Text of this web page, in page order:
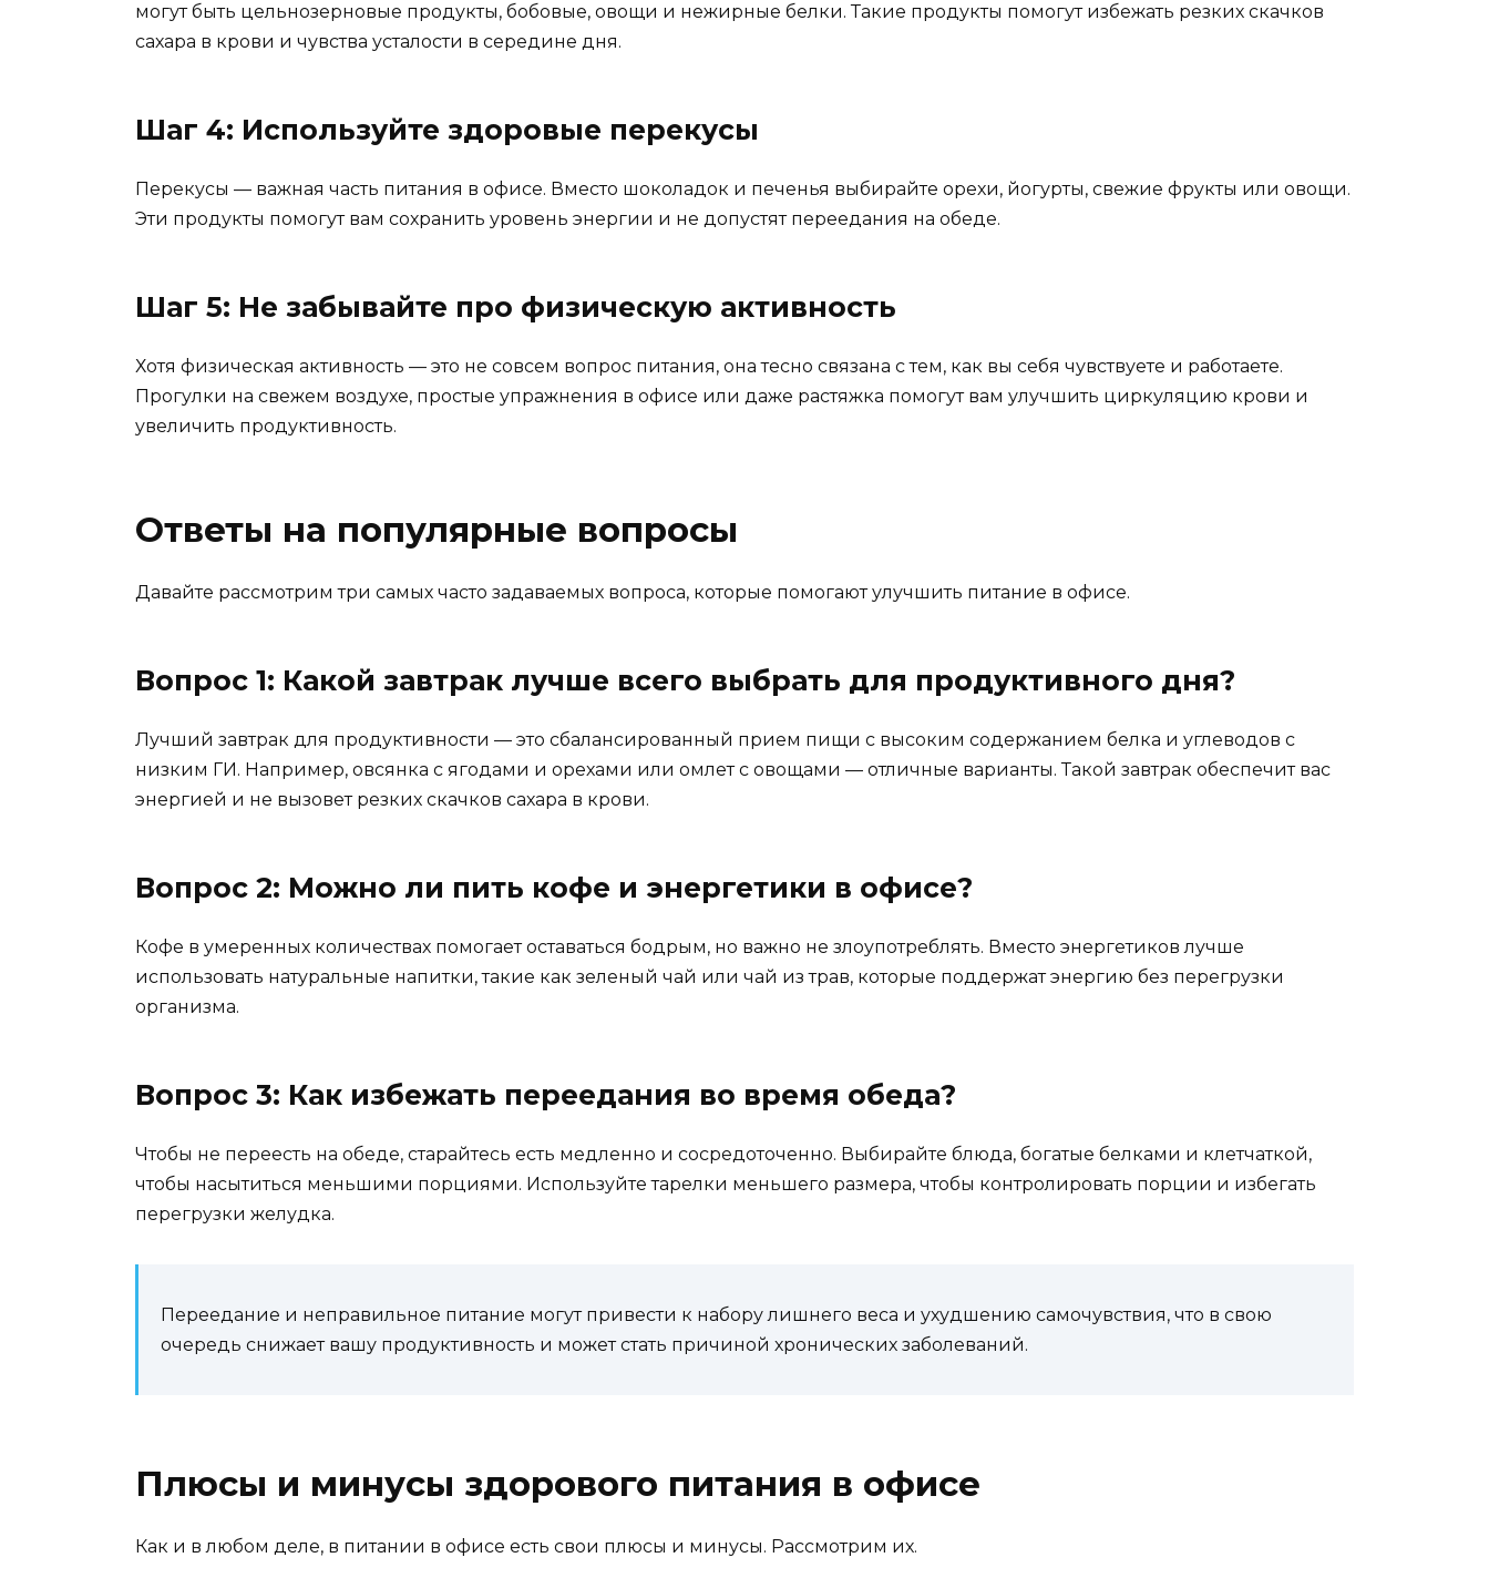
могут быть цельнозерновые продукты, бобовые, овощи и нежирные белки. Такие продукты помогут избежать резких скачков
сахара в крови и чувства усталости в середине дня.
Шаг 4: Используйте здоровые перекусы
Перекусы — важная часть питания в офисе. Вместо шоколадок и печенья выбирайте орехи, йогурты, свежие фрукты или овощи.
Эти продукты помогут вам сохранить уровень энергии и не допустят переедания на обеде.
Шаг 5: Не забывайте про физическую активность
Хотя физическая активность — это не совсем вопрос питания, она тесно связана с тем, как вы себя чувствуете и работаете.
Прогулки на свежем воздухе, простые упражнения в офисе или даже растяжка помогут вам улучшить циркуляцию крови и
увеличить продуктивность.
Ответы на популярные вопросы
Давайте рассмотрим три самых часто задаваемых вопроса, которые помогают улучшить питание в офисе.
Вопрос 1: Какой завтрак лучше всего выбрать для продуктивного дня?
Лучший завтрак для продуктивности — это сбалансированный прием пищи с высоким содержанием белка и углеводов с
низким ГИ. Например, овсянка с ягодами и орехами или омлет с овощами — отличные варианты. Такой завтрак обеспечит вас
энергией и не вызовет резких скачков сахара в крови.
Вопрос 2: Можно ли пить кофе и энергетики в офисе?
Кофе в умеренных количествах помогает оставаться бодрым, но важно не злоупотреблять. Вместо энергетиков лучше
использовать натуральные напитки, такие как зеленый чай или чай из трав, которые поддержат энергию без перегрузки
организма.
Вопрос 3: Как избежать переедания во время обеда?
Чтобы не переесть на обеде, старайтесь есть медленно и сосредоточенно. Выбирайте блюда, богатые белками и клетчаткой,
чтобы насытиться меньшими порциями. Используйте тарелки меньшего размера, чтобы контролировать порции и избегать
перегрузки желудка.
Переедание и неправильное питание могут привести к набору лишнего веса и ухудшению самочувствия, что в свою
очередь снижает вашу продуктивность и может стать причиной хронических заболеваний.
Плюсы и минусы здорового питания в офисе
Как и в любом деле, в питании в офисе есть свои плюсы и минусы. Рассмотрим их.